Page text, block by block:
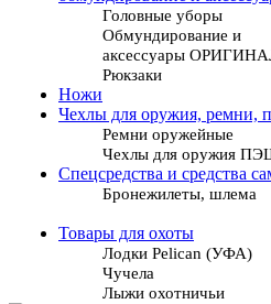
Головные уборы
Обмундирование и
аксессуары
Рюкзаки
Ножи
Чехлы для оружия, ремни,
Ремни оружейные
Чехлы для оружия
Спецсредства и средства
Бронежилеты, шлема
Товары для охоты
Лодки Pelican (УФА)
Чучела
Лыжи охотничьи